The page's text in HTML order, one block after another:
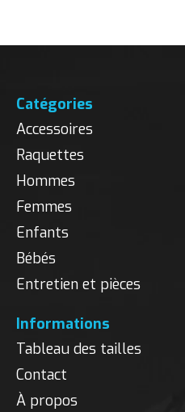
Catégories
Accessoires
Raquettes
Hommes
Femmes
Enfants
Bébés
Entretien et pièces
Informations
Tableau des tailles
Contact
À propos